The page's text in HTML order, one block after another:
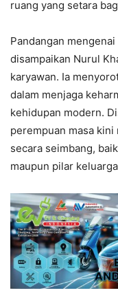
ruang yang setara
Pandangan
disampaikan Nurul
karyawan. Ia
dalam menjaga
kehidupan modern.
perempuan masa
secara seimbang,
maupun pilar